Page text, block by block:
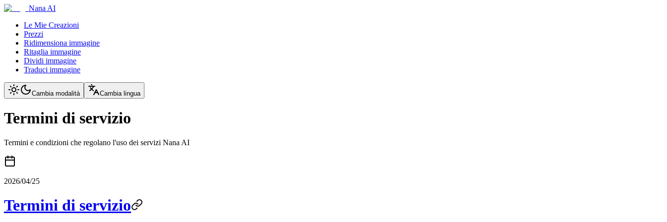
Nana AI
Le Mie Creazioni
Prezzi
Ridimensiona immagine
Ritaglia immagine
Dividi immagine
Traduci immagine
Cambia modalità Cambia lingua
Termini di servizio
Termini e condizioni che regolano l'uso dei servizi Nana AI
2026/04/25
Termini di servizio